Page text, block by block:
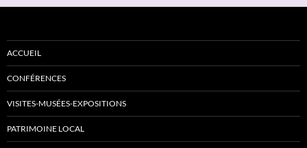
ACCUEIL
CONFÉRENCES
VISITES-MUSÉES-EXPOSITIONS
PATRIMOINE LOCAL